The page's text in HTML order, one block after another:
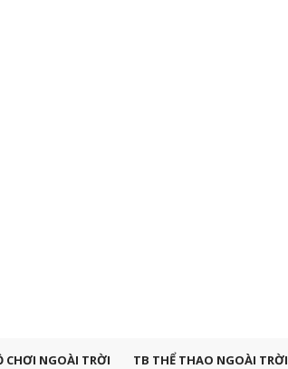
CHƠI NGOÀI TRỜI TB THỂ THAO NGOÀI TRỜI